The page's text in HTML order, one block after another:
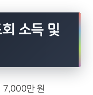
소득 및
7,000만 원